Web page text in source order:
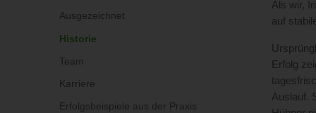
Ausgezeichnet
Historie
Team
Karriere
Erfolgsbeispiele aus der Praxis
Als wir,
auf
Erfolg
Auslauf.